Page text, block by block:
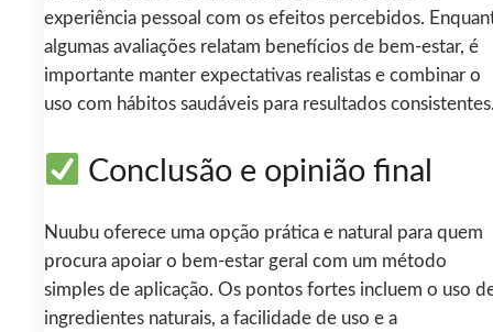
experiência pessoal com os efeitos percebidos.
algumas avaliações relatam benefícios de bem-estar, é
importante manter expectativas realistas e combinar o
uso com hábitos saudáveis para resultados
Conclusão e opinião final
Nuubu oferece uma opção prática e natural para quem
procura apoiar o bem-estar geral com um método
simples de aplicação. Os pontos fortes incluem o uso
ingredientes naturais, a facilidade de uso e a